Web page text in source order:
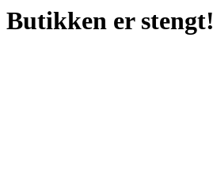
Butikken er stengt!